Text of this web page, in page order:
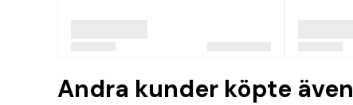
Andra kunder köpte även